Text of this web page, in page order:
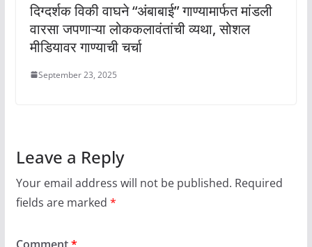
दिग्दर्शक विकी वाघने “अंबाबाई” गाण्यामार्फत मांडली
वारसा जपणाऱ्या लोककलावंतांची व्यथा, सोशल
मीडियावर गाण्याची चर्चा
September 23, 2025
Leave a Reply
Your email address will not be published. Required
fields are marked *
Comment*